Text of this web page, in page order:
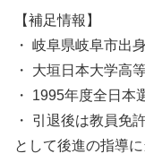
【補足情報】
・ 岐阜県岐阜市出身
・ 大垣日本大学高
・ 1995年度全日本
・ 引退後は教員免
として後進の指導に